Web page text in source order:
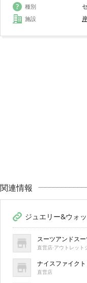
種別
施設
関連情報
ジュエリー&ウォ
スーツアンドス
直営店·アウトレット
ナイスファイク
直営店